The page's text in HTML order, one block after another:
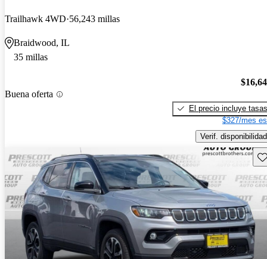
Trailhawk 4WD 56,243 millas
Braidwood, IL
35 millas
Buena oferta
El precio incluye tasas
$327/mes
Verif. disponibilidad